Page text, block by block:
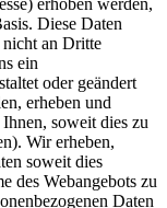
Diese Daten
an Dritte
ein
oder geändert
erheben und
soweit dies zu
Wir erheben,
soweit dies
des Webangebots zu
Daten